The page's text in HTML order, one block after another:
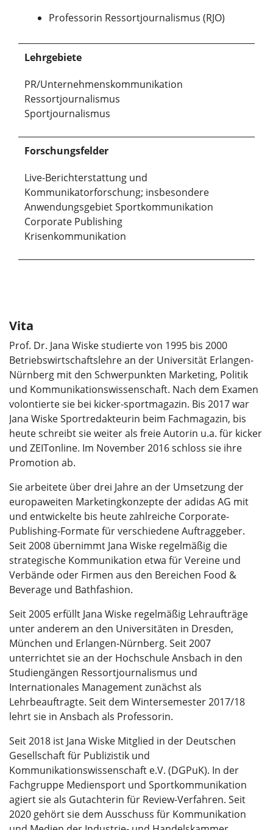
Professorin Ressortjournalismus (RJO)
Lehrgebiete
PR/Unternehmenskommunikation
Ressortjournalismus
Sportjournalismus
Forschungsfelder
Live-Berichterstattung und
Kommunikatorforschung; insbesondere
Anwendungsgebiet Sportkommunikation
Corporate Publishing
Krisenkommunikation
Vita
Prof. Dr. Jana Wiske studierte von 1995 bis 2000
Betriebswirtschaftslehre an der Universität Erlangen-
Nürnberg mit den Schwerpunkten Marketing, Politik
und Kommunikationswissenschaft. Nach dem Examen
volontierte sie bei kicker-sportmagazin. Bis 2017 war
Jana Wiske Sportredakteurin beim Fachmagazin, bis
heute schreibt sie weiter als freie Autorin u.a. für kicker
und ZEITonline. Im November 2016 schloss sie ihre
Promotion ab.
Sie arbeitete über drei Jahre an der Umsetzung der
europaweiten Marketingkonzepte der adidas AG mit
und entwickelte bis heute zahlreiche Corporate-
Publishing-Formate für verschiedene Auftraggeber.
Seit 2008 übernimmt Jana Wiske regelmäßig die
strategische Kommunikation etwa für Vereine und
Verbände oder Firmen aus den Bereichen Food &
Beverage und Bathfashion.
Seit 2005 erfüllt Jana Wiske regelmäßig Lehraufträge
unter anderem an den Universitäten in Dresden,
München und Erlangen-Nürnberg. Seit 2007
unterrichtet sie an der Hochschule Ansbach in den
Studiengängen Ressortjournalismus und
Internationales Management zunächst als
Lehrbeauftragte. Seit dem Wintersemester 2017/18
lehrt sie in Ansbach als Professorin.
Seit 2018 ist Jana Wiske Mitglied in der Deutschen
Gesellschaft für Publizistik und
Kommunikationswissenschaft e.V. (DGPuK). In der
Fachgruppe Mediensport und Sportkommunikation
agiert sie als Gutachterin für Review-Verfahren. Seit
2020 gehört sie dem Ausschuss für Kommunikation